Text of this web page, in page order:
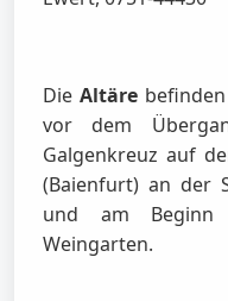
DieAltäre
vor dem
Galgenkreuz auf
(Baienfurt) an der
und am Beginn
Weingarten.